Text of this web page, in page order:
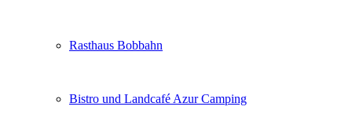
Rasthaus Bobbahn
Bistro und Landcafé Azur Camping